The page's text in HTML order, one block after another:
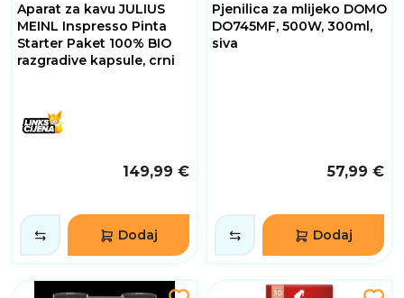
Aparat za kavu JULIUS
MEINL Inspresso Pinta
Starter Paket 100% BIO
razgradive kapsule, crni
149,99 €
Dodaj
Pjenilica za mlijeko DOMO
DO745MF, 500W, 300ml,
siva
57,99 €
Dodaj